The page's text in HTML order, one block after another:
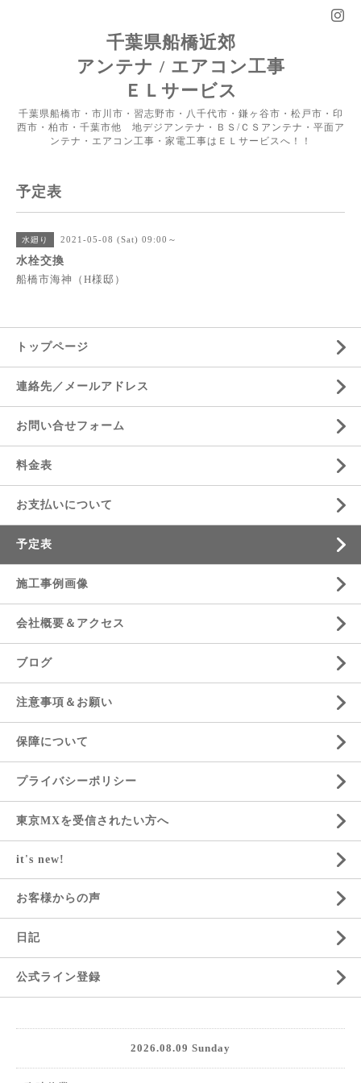
千葉県船橋近郊
アンテナ / エアコン工事
ＥＬサービス
千葉県船橋市・市川市・習志野市・八千代市・鎌ヶ谷市・松戸市・印
西市・柏市・千葉市他 地デジアンテナ・ＢＳ/ＣＳアンテナ・平面ア
ンテナ・エアコン工事・家電工事はＥＬサービスへ！！
予定表
水廻り 2021-05-08 (Sat) 09:00～
水栓交換
船橋市海神（H様邸）
トップページ
連絡先／メールアドレス
お問い合せフォーム
料金表
お支払いについて
予定表
施工事例画像
会社概要＆アクセス
ブログ
注意事項＆お願い
保障について
プライバシーポリシー
東京MXを受信されたい方へ
it's new!
お客様からの声
日記
公式ライン登録
2026.08.09 Sunday